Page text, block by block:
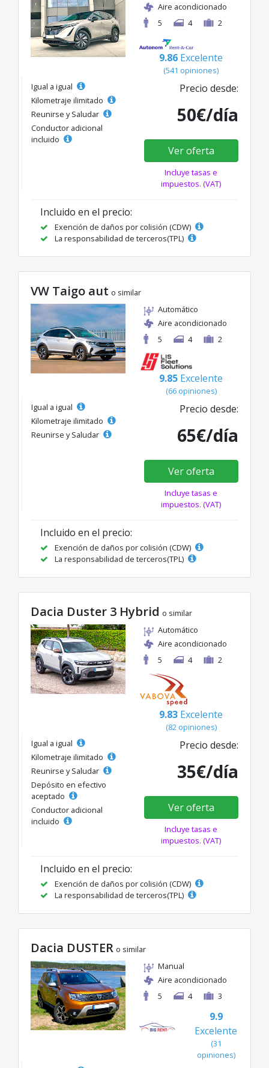
Aire acondicionado
5
4 2
9.86 Excelente
(541 opiniones)
Igual a igual
Kilometraje ilimitado
Reunirse y Saludar
Conductor adicional
incluido
Precio desde:
50€/día
Ver oferta
Incluye tasas e
impuestos. (VAT)
Incluido en el precio:
Exención de daños por colisión (CDW)
La responsabilidad de terceros(TPL)
VW Taigo aut o similar
Automático
Aire acondicionado
5
4 2
9.85 Excelente
(66 opiniones)
Igual a igual
Kilometraje ilimitado
Reunirse y Saludar
Precio desde:
65€/día
Ver oferta
Incluye tasas e
impuestos. (VAT)
Incluido en el precio:
Exención de daños por colisión (CDW)
La responsabilidad de terceros(TPL)
Dacia Duster 3 Hybrid o similar
Automático
Aire acondicionado
5
4 2
9.83 Excelente
(82 opiniones)
Igual a igual
Kilometraje ilimitado
Reunirse y Saludar
Depósito en efectivo
aceptado
Conductor adicional
incluido
Precio desde:
35€/día
Ver oferta
Incluye tasas e
impuestos. (VAT)
Incluido en el precio:
Exención de daños por colisión (CDW)
La responsabilidad de terceros(TPL)
Dacia DUSTER o similar
Manual
Aire acondicionado
5
4 3
9.9
Excelente
(31
opiniones)